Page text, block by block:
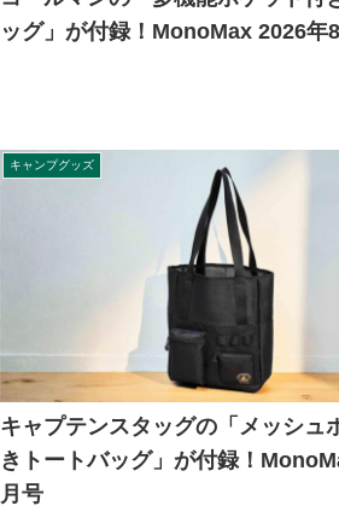
ッグ」が付録！MonoMax 2026年
キャンプグッズ
キャプテンスタッグの「メッシュ
きトートバッグ」が付録！
月号